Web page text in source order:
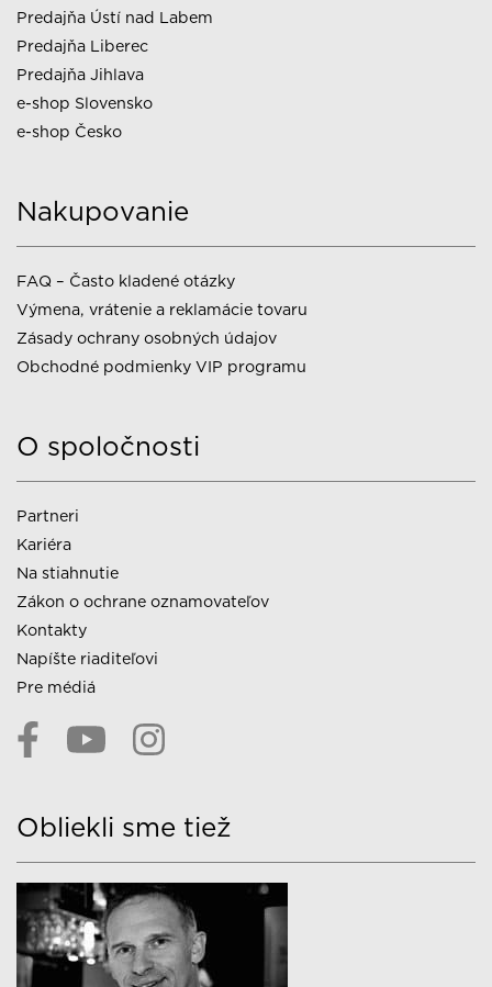
Predajňa Ústí nad Labem
Predajňa Liberec
Predajňa Jihlava
e-shop Slovensko
e-shop Česko
Nakupovanie
FAQ – Často kladené otázky
Výmena, vrátenie a reklamácie tovaru
Zásady ochrany osobných údajov
Obchodné podmienky VIP programu
O spoločnosti
Partneri
Kariéra
Na stiahnutie
Zákon o ochrane oznamovateľov
Kontakty
Napíšte riaditeľovi
Pre médiá
Obliekli sme tiež